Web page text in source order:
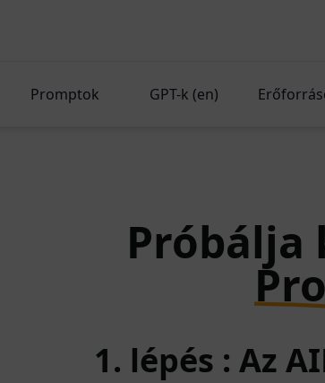
Promptok GPT-k (en)
Próbálja
1. lépés : Az